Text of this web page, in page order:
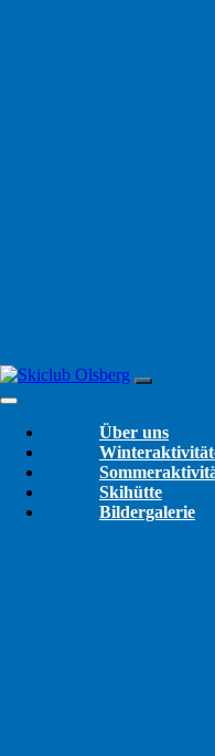
Hauptnavigation
Über uns
Skihütte
Bildergalerie